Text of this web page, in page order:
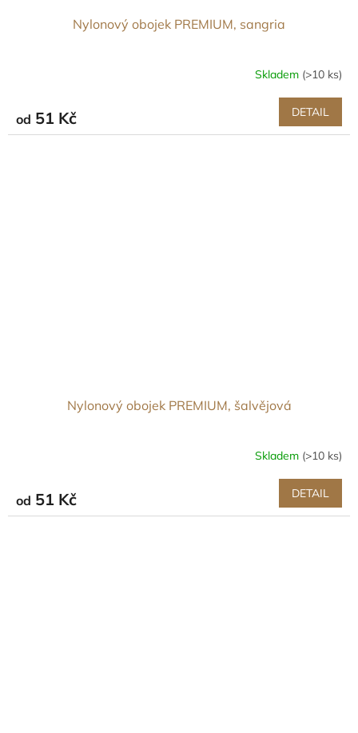
Nylonový obojek PREMIUM, sangria
Skladem (>10 ks)
od 51 Kč DETAIL
Nylonový obojek PREMIUM, šalvějová
Skladem (>10 ks)
od 51 Kč DETAIL